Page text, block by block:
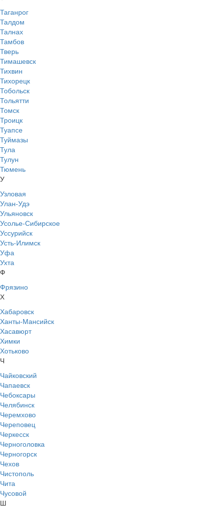
Таганрог
Талдом
Талнах
Тамбов
Тверь
Тимашевск
Тихвин
Тихорецк
Тобольск
Тольятти
Томск
Троицк
Туапсе
Туймазы
Тула
Тулун
Тюмень
У
Узловая
Улан-Удэ
Ульяновск
Усолье-Сибирское
Уссурийск
Усть-Илимск
Уфа
Ухта
Ф
Фрязино
Х
Хабаровск
Ханты-Мансийск
Хасавюрт
Химки
Хотьково
Ч
Чайковский
Чапаевск
Чебоксары
Челябинск
Черемхово
Череповец
Черкесск
Черноголовка
Черногорск
Чехов
Чистополь
Чита
Чусовой
Ш